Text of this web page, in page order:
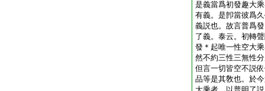
是義當爲初發趣大
有義。是卽當彼爲
義説也。故言普爲
了義。泰云。初轉
發＊起唯一性空大
然不約三性三無性
但言一切皆空不説
品等是其敎也。於